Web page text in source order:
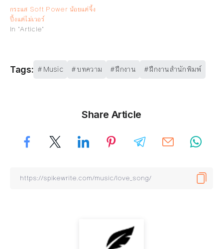
กระแส Soft Power น้อยแต่จึ้ง
ปึ้งแต่ไม่เวอร์
In "Article"
Tags: Music บทความ ฝึกงาน ฝึกงานสำนักพิมพ์
Share Article